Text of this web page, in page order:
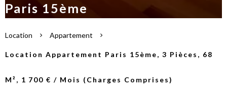
Paris 15ème
Location Appartement
Location Appartement Paris 15ème, 3 Pièces, 68
M², 1 700 € / Mois (Charges Comprises)